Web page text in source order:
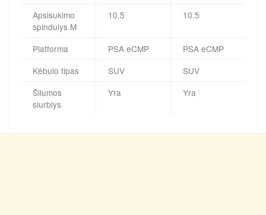
Apsisukimo
spindulys M
10.5 10.5
Platforma PSA eCMP
PSA eCMP
Kėbulo tipas
SUV
SUV
Šilumos
siurblys
Yra Yra